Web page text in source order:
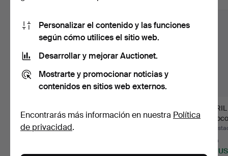
vintage / antiguos.
Subastado 4 jul 2026
madera,
-
1 puja
405
Personalizar el contenido y las funciones
según cómo utilices el sitio web.
Desarrollar y mejorar Auctionet.
Mostrarte y promocionar noticias y
contenidos en sitios web externos.
Encontrarás más información en nuestra Política
de privacidad.